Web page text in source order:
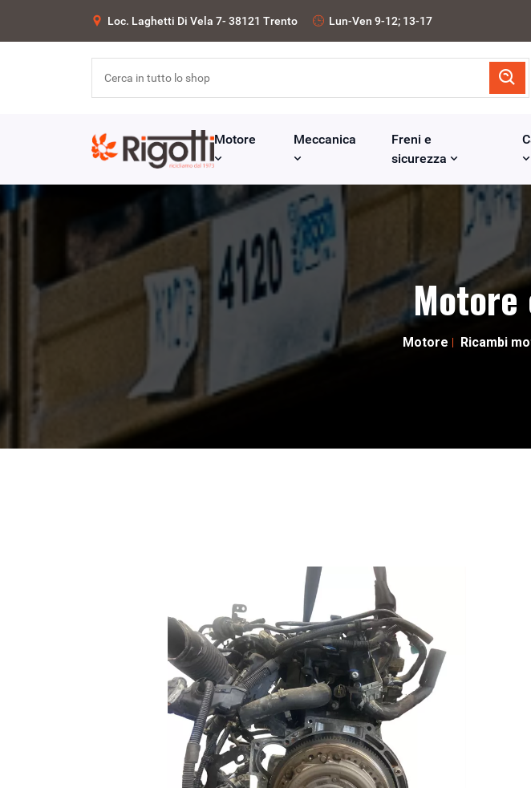
Loc. Laghetti Di Vela 7- 38121 Trento Lun-Ven 9-12; 13-17
Motore Meccanica
Freni e
sicurezza
Motore
Motore Ricambi